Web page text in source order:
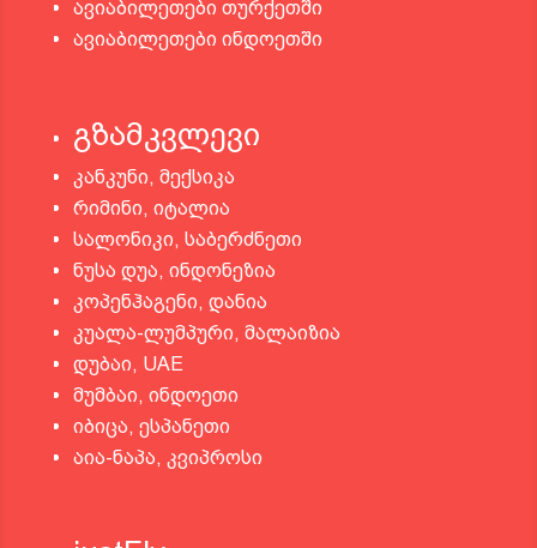
ავიაბილეთები თურქეთში
ავიაბილეთები ინდოეთში
გზამკვლევი
კანკუნი, მექსიკა
რიმინი, იტალია
სალონიკი, საბერძნეთი
ნუსა დუა, ინდონეზია
კოპენჰაგენი, დანია
კუალა-ლუმპური, მალაიზია
დუბაი, UAE
მუმბაი, ინდოეთი
იბიცა, ესპანეთი
აია-ნაპა, კვიპროსი